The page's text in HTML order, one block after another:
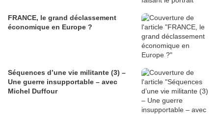
FRANCE, le grand déclassement
économique en Europe ?
Séquences d’une vie militante (3) –
Une guerre insupportable – avec
Michel Duffour